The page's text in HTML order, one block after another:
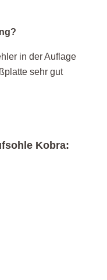
in der Auflage
sehr gut
Kobra: